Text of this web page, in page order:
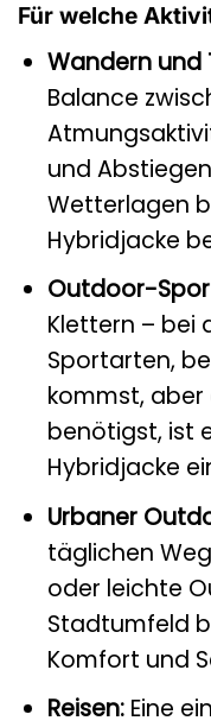
Für welche
Wandern und
Balance
und
Wetterlagen
Hybridjacke
Outdoor-
Klettern – bei
Sportarten,
kommst,
benötigst, ist
Hybridjacke
Urbaner
täglichen
oder leichte
Stadtumfeld
Komfort und
Reisen:Eine